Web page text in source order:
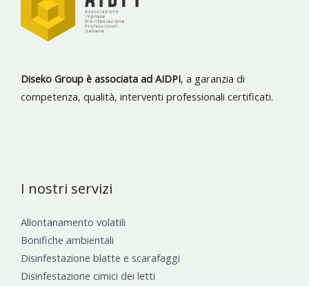
Diseko Group è associata ad AIDPI, a garanzia di
competenza, qualità, interventi professionali certificati.
I nostri servizi
Allontanamento volatili
Bonifiche ambientali
Disinfestazione blatte e scarafaggi
Disinfestazione cimici dei letti